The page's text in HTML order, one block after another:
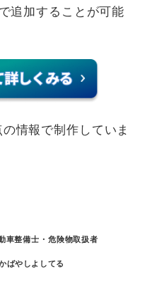
追加することが可能
情報で制作していま
車整備士・危険物取扱者
ばやしよしてる